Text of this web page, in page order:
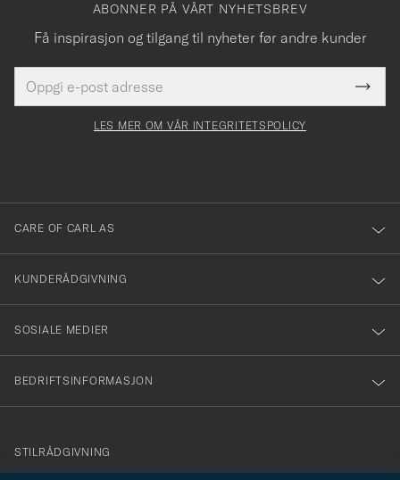
ABONNER PÅ VÅRT NYHETSBREV
Få inspirasjon og tilgang til nyheter før andre kunder
postadresse
felt
Tack
för
dig
till
vårt
nyhetsbrev!
LES MER OM VÅR INTEGRITETSPOLICY
CARE OF CARL AS
KUNDERÅDGIVNING
SOSIALE MEDIER
BEDRIFTSINFORMASJON
info@careofcarl.no
STILRÅDGIVNING